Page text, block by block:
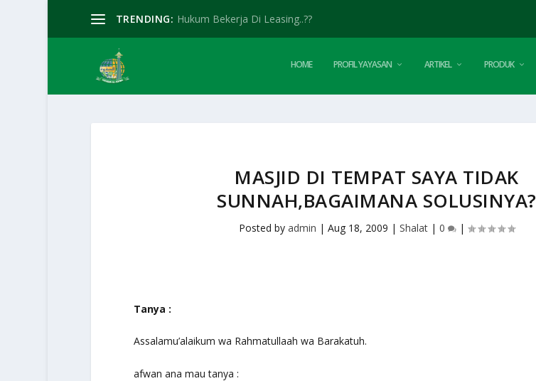
TRENDING: Hukum Bekerja Di Leasing..??
HOME PROFIL YAYASAN ARTIKEL PRODUK
MASJID DI TEMPAT SAYA TIDAK
SUNNAH,BAGAIMANA SOLUSINYA?
Posted by admin | Aug 18, 2009 | Shalat| 0 |
Tanya :
Assalamu’alaikum wa Rahmatullaah wa Barakatuh.
afwan ana mau tanya :